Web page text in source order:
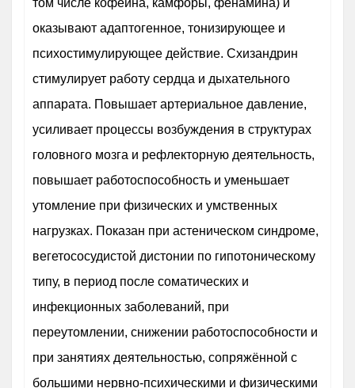
оказывают адаптогенное, тонизирующее и
психостимулирующее действие. Схизандрин
стимулирует работу сердца и дыхательного
аппарата. Повышает артериальное давление,
усиливает процессы возбуждения в структурах
головного мозга и рефлекторную деятельность,
повышает работоспособность и уменьшает
утомление при физических и умственных
нагрузках. Показан при астеническом синдроме,
вегетососудистой дистонии по гипотоническому
типу, в период после соматических и
инфекционных заболеваний, при
переутомлении, снижении работоспособности и
при занятиях деятельностью, сопряжённой с
большими нервно-психическими и физическими